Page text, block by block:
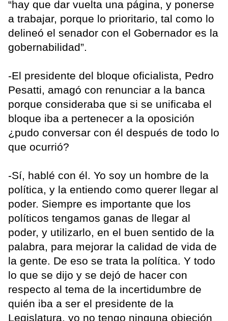
“hay que dar vuelta una página, y ponerse
a trabajar, porque lo prioritario, tal como lo
delineó el senador con el Gobernador es la
gobernabilidad”.
-El presidente del bloque oficialista, Pedro
Pesatti, amagó con renunciar a la banca
porque consideraba que si se unificaba el
bloque iba a pertenecer a la oposición
¿pudo conversar con él después de todo lo
que ocurrió?
-Sí, hablé con él. Yo soy un hombre de la
política, y la entiendo como querer llegar al
poder. Siempre es importante que los
políticos tengamos ganas de llegar al
poder, y utilizarlo, en el buen sentido de la
palabra, para mejorar la calidad de vida de
la gente. De eso se trata la política. Y todo
lo que se dijo y se dejó de hacer con
respecto al tema de la incertidumbre de
quién iba a ser el presidente de la
Legislatura, yo no tengo ninguna objeción